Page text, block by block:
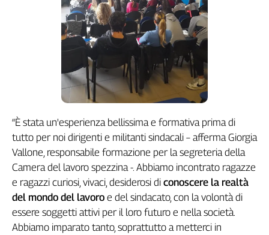
Linea
Economica
Tech
It
Easy
Inserti
Idea
Diffusa
“È stata un'esperienza bellissima e formativa prima di
tutto per noi dirigenti e militanti sindacali – afferma Giorgia
Vallone, responsabile formazione per la segreteria della
Camera del lavoro spezzina -. Abbiamo incontrato ragazze
e ragazzi curiosi, vivaci, desiderosi di conoscere la realtà
del mondo del lavoro e del sindacato, con la volontà di
essere soggetti attivi per il loro futuro e nella società.
Abbiamo imparato tanto, soprattutto a metterci in